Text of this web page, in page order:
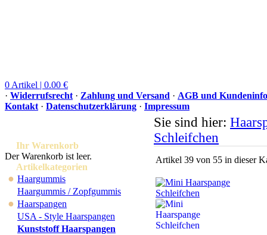
0 Artikel | 0.00 €
· Widerrufsrecht · Zahlung und Versand · AGB und
Kontakt · Datenschutzerklärung · Impressum
Ihr Warenkorb
Der Warenkorb ist leer.
Artikelkategorien
● Haargummis
Haargummis / Zopfgummis
● Haarspangen
USA - Style Haarspangen
Kunststoff Haarspangen
Sie sind hier:
Schleifchen
Artikel 39 von 55 in dieser